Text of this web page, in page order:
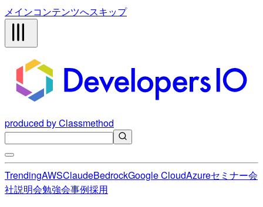
メインコンテンツへスキップ
produced by Classmethod
TrendingAWSClaudeBedrockGoogle CloudAzureセミナー会
社説明会勉強会事例採用